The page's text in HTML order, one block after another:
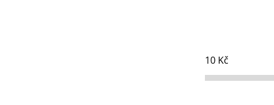
10 Kč